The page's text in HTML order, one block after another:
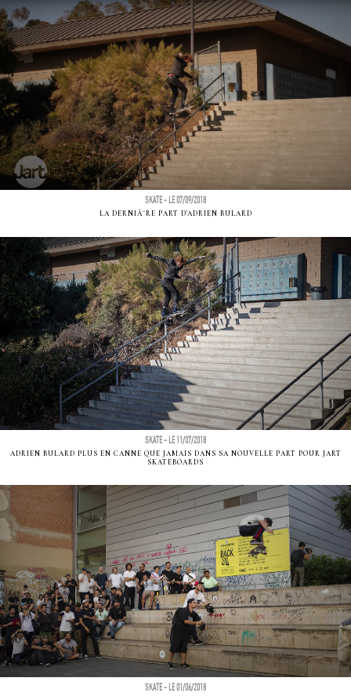
SKATE - LE 07/09/2018
LA DERNIÃ¨RE PART D'ADRIEN BULARD
SKATE - LE 11/07/2018
ADRIEN BULARD PLUS EN CANNE QUE JAMAIS DANS SA NOUVELLE PART POUR JART
SKATEBOARDS
SKATE - LE 01/06/2018